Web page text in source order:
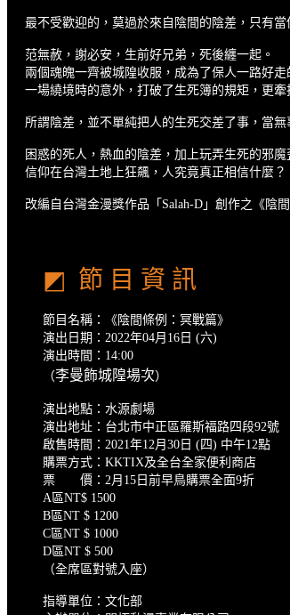
最不受歡迎的，莫過於來自陰間的陰差，只有
范無赦，謝必安，生前好兄弟，死後纏一起。
兩個魂魄一齊被城隍收服，成為了保人一路好走
一場繞境時的意外，打破了生死簿的規矩，更
所謂陰差，並不單純把人的生死交差了事，當
困惑的死人，熱血的陰差，加上玩弄生死的邪魔
信仰在台灣土地上狂飆，人究竟真正相信什麼？
改編自台灣金漫獎作品「Salah-D」創作之《陰
◩ 節 目 資 訊
節目名稱：《陰間條例：冥戰篇》
演出日期：2022年04月16日 (六)
演出時間：14:00
（李曼飾城隍場次）
演出地點：水源劇場
演出地址：台北市中正區羅斯福路四段92號
啟售時間：2021年12月30日 (四) 中午12點
購票方式：KKTIX及全台全家便利商店
票 價：2月15日前早鳥購票全面9折
A區NT$ 1500
B區NT $ 1200
C區NT $ 1000
D區NT $ 500
（全席區對號入座）
指導單位：文化部